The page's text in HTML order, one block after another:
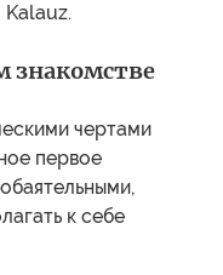
Kalauz.
знакомстве
чертами
первое
к себе